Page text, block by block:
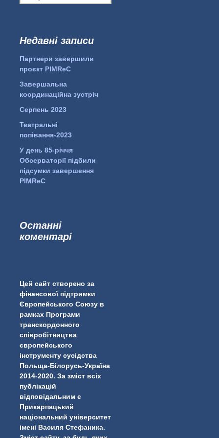
#PipIvanToday
pimrec_project
о
:Недавні записи
Партнери завершили
проєкт PIMReC
Завершальна
координаційна зустріч
Серпень 2023
Театральні
попівання-2023
У день 85-річчя
Обсерваторії підбили
підсумки завершення
PIMReC
Останні
коментарі
Цей сайт створено за
фінансової підтримки
Європейського Союзу в
рамках Програми
транскордонного
співробітництва
європейського
інструменту сусідства
Польща-Білорусь-Україна
2014-2020. За зміст всіх
публікацій
відповідальним є
Прикарпацький
національний університет
імені Василя Стефаника.